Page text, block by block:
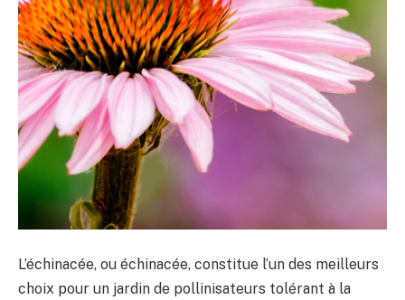
L’échinacée, ou échinacée, constitue l’un des meilleurs
choix pour un jardin de pollinisateurs tolérant à la